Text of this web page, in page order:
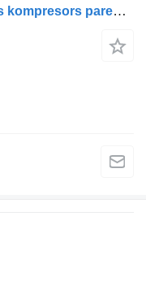
MAN 51.54100-7204 pneimatiskais kompresors paredzēts kravas automašīnas